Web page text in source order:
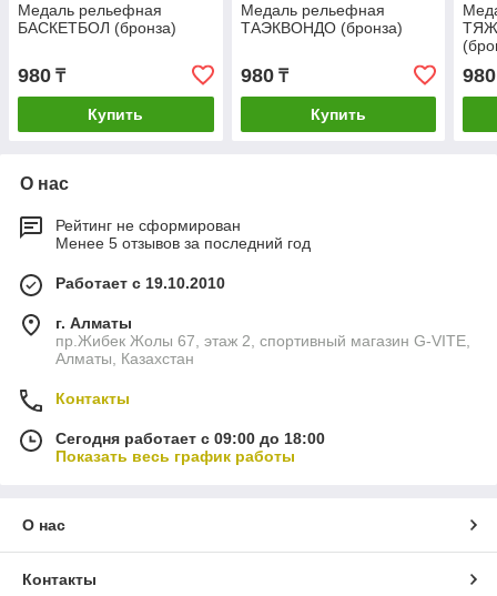
Медаль рельефная
БАСКЕТБОЛ (бронза)
980 ₸
Купить
Медаль рельефная
ТАЭКВОНДО (бронза)
980₸
Купить
980
О нас
Рейтинг не сформирован
Менее 5 отзывов за последний год
Работает с 19.10.2010
г. Алматы
пр.Жибек Жолы 67, этаж 2, спортивный магазин G-VITE,
Алматы, Казахстан
Контакты
Сегодня работает с 09:00 до 18:00
Показать весь график работы
О нас
Контакты